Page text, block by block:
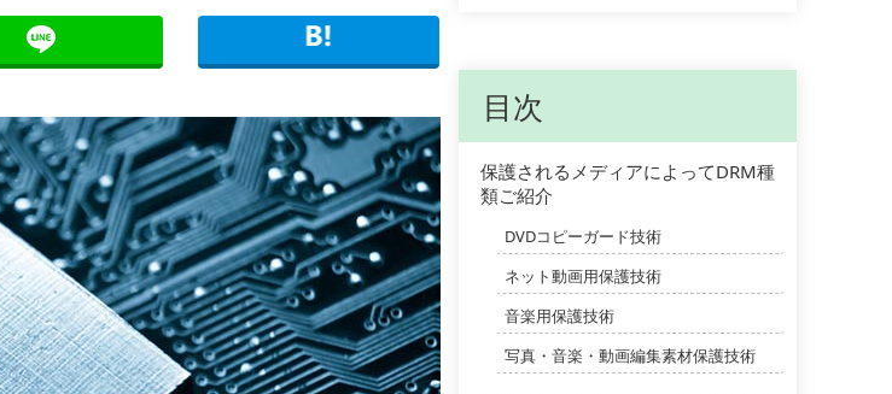
目次
保護されるメディアによってDRM種
類ご紹介
DVDコピーガード技術
ネット動画用保護技術
音楽用保護技術
写真・音楽・動画編集素材保護技術